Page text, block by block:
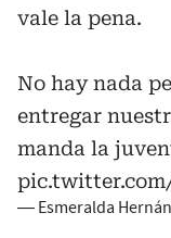
vale la pena.
No hay nada
entregar
manda la
— Esmeralda